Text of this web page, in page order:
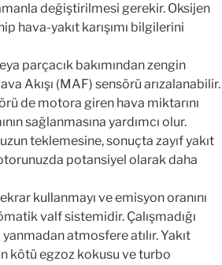
değiştirilmesi gerekir. Oksijen
hava-yakıt karışımı bilgilerini
parçacık bakımından zengin
Akışı (MAF) sensörü arızalanabilir.
de motora giren hava miktarını
sağlanmasına yardımcı olur.
teklemesine, sonuçta zayıf yakıt
potansiyel olarak daha
kullanmayı ve emisyon oranını
valf sistemidir. Çalışmadığı
atmosfere atılır. Yakıt
kötü egzoz kokusu ve turbo